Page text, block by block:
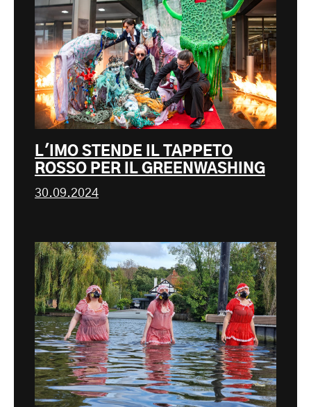
L'IMO STENDE IL TAPPETO
ROSSO PER IL GREENWASHING
30.09.2024